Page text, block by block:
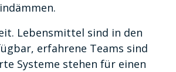
Lebensmittel sind in den
erfahrene Teams sind
Systeme stehen für einen